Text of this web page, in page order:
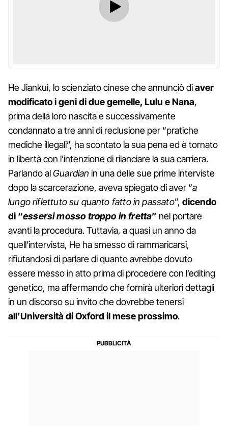
He Jiankui, lo scienziato cinese che annunciò diaver
modificato i geni di due gemelle, Lulu e Nana,
prima della loro nascita e successivamente
condannato a tre anni di reclusione per “pratiche
mediche illegali”, ha scontato la sua pena ed è tornato
in libertà con l’intenzione di rilanciare la sua carriera.
Parlando alGuardian in una delle sue prime interviste
dopo la scarcerazione, aveva spiegato di aver “a
lungo riflettuto su quanto fatto in passato”, dicendo
di “essersi mosso troppo in fretta” nel portare
avanti la procedura. Tuttavia, a quasi un anno da
quell’intervista, He ha smesso di rammaricarsi,
rifiutandosi di parlare di quanto avrebbe dovuto
essere messo in atto prima di procedere con l’editing
genetico, ma affermando che fornirà ulteriori dettagli
in un discorso su invito che dovrebbe tenersi
all’Università di Oxford il mese prossimo.